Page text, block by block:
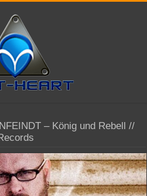
– König und Rebell //